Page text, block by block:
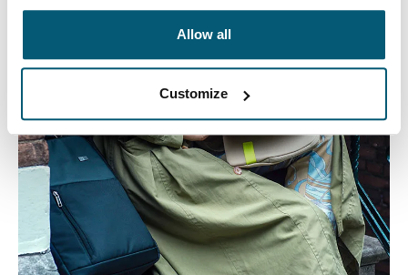
Allow all
Customize
Vedi di più